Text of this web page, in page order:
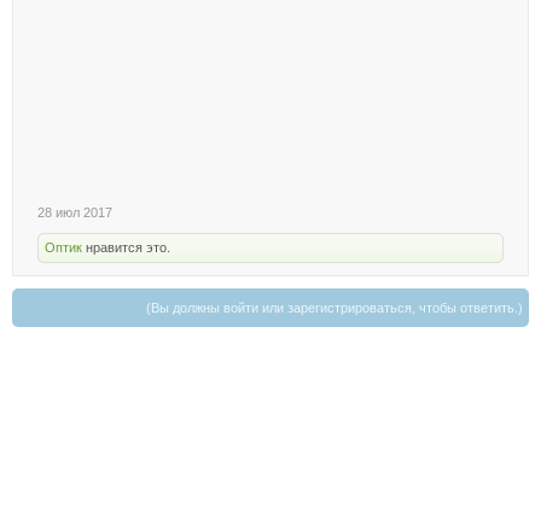
28 июл 2017
Оптик нравится это.
(Вы должны войти или зарегистрироваться, чтобы ответить.)